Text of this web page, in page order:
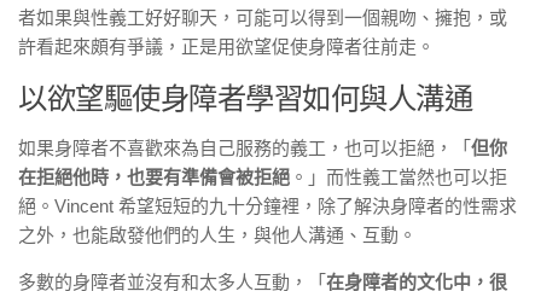
者如果與性義工好好聊天，可能可以得到一個親吻、擁抱，或
許看起來頗有爭議，正是用欲望促使身障者往前走。
以欲望驅使身障者學習如何與人溝通
如果身障者不喜歡來為自己服務的義工，也可以拒絕，「 但你
在拒絕他時，也要有準備會被拒絕 。」而性義工當然也可以拒
絕。Vincent 希望短短的九十分鐘裡，除了解決身障者的性需求
之外，也能啟發他們的人生，與他人溝通、互動。
多數的身障者並沒有和太多人互動，「 在身障者的文化中，很